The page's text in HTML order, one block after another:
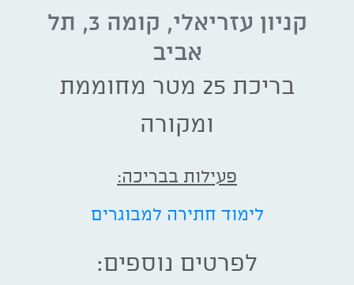
קניון עזריאלי, קומה 3, תל
אביב
בריכת 25 מטר מחוממת
ומקורה
פעילות בבריכה:
לימוד חתירה למבוגרים
לפרטים נוספים: